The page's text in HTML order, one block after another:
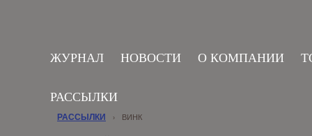
ЖУРНАЛ НОВОСТИ О КОМПАНИИ
РАССЫЛКИ
РАССЫЛКИ › ВИНК